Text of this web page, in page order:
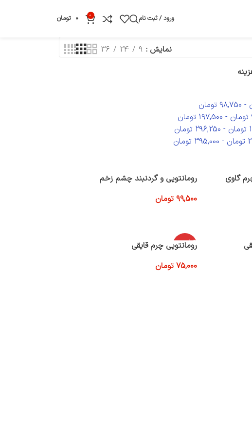
ورود / ثبت نام 0
0 تومان
نمایش 9
24
36
-
98,750 تومان
تومان -
197,500 تومان
تومان -
296,250 تومان
تومان -
395,000 تومان
گاوی
رومانتویی و گردنبند چشم زخم
99,500 تومان
اتمام موج
ودی
رومانتویی چرم قایقی
75,000 تومان